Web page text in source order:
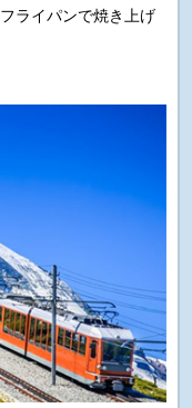
ライパンで焼き上げ